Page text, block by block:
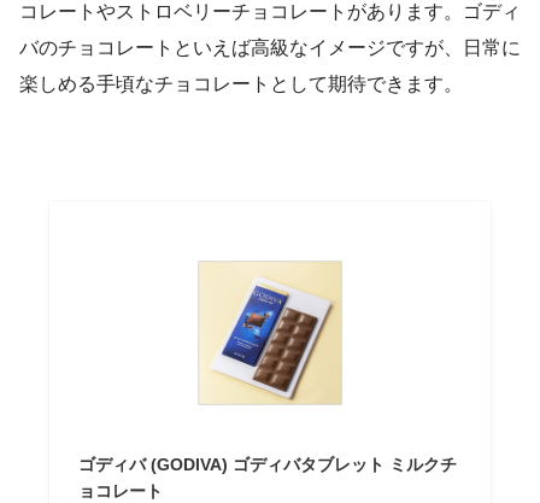
コレートやストロベリーチョコレートがあります。ゴディ
バのチョコレートといえば高級なイメージですが、日常に
楽しめる手頃なチョコレートとして期待できます。
ゴディバ (GODIVA) ゴディバタブレット ミルクチ
ョコレート